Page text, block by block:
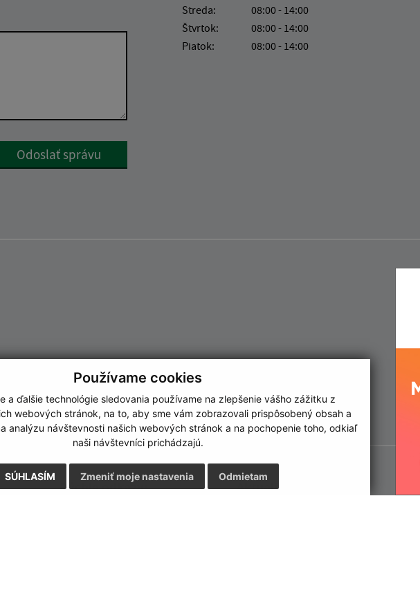
Používame cookies
a ďalšie technológie sledovania používame na zlepšenie vášho zážitku z
webových stránok, na to, aby sme vám zobrazovali prispôsobený obsah a
analýzu návštevnosti našich webových stránok a na pochopenie toho, odkiaľ
naši návštevníci prichádzajú.
SÚHLASÍM Odmietam
Zmeniť moje nastavenia
Odoslať správu
Streda:
08:00 - 14:00
Štvrtok:
08:00 - 14:00
Piatok:
08:00 - 14:00
Rýchle odkazy: Aktualizované: